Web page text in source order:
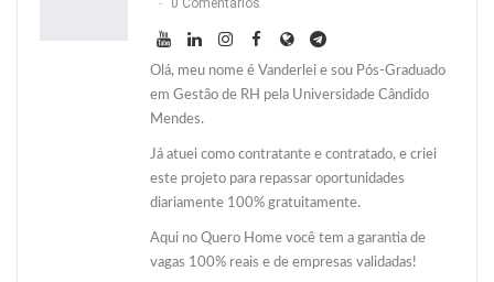
0 Comentários
Olá, meu nome é Vanderlei e sou Pós-Graduado
em Gestão de RH pela Universidade Cândido
Mendes.
Já atuei como contratante e contratado, e criei
este projeto para repassar oportunidades
diariamente 100% gratuitamente.
Aqui no Quero Home você tem a garantia de
vagas 100% reais e de empresas validadas!